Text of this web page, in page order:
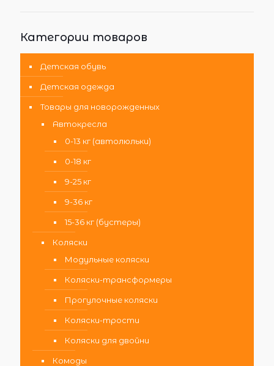
Категории товаров
Детская обувь
Детская одежда
Товары для новорожденных
Автокресла
0-13 кг (автолюльки)
0-18 кг
9-25 кг
9-36 кг
15-36 кг (бустеры)
Коляски
Модульные коляски
Коляски-трансформеры
Прогулочные коляски
Коляски-трости
Коляски для двойни
Комоды